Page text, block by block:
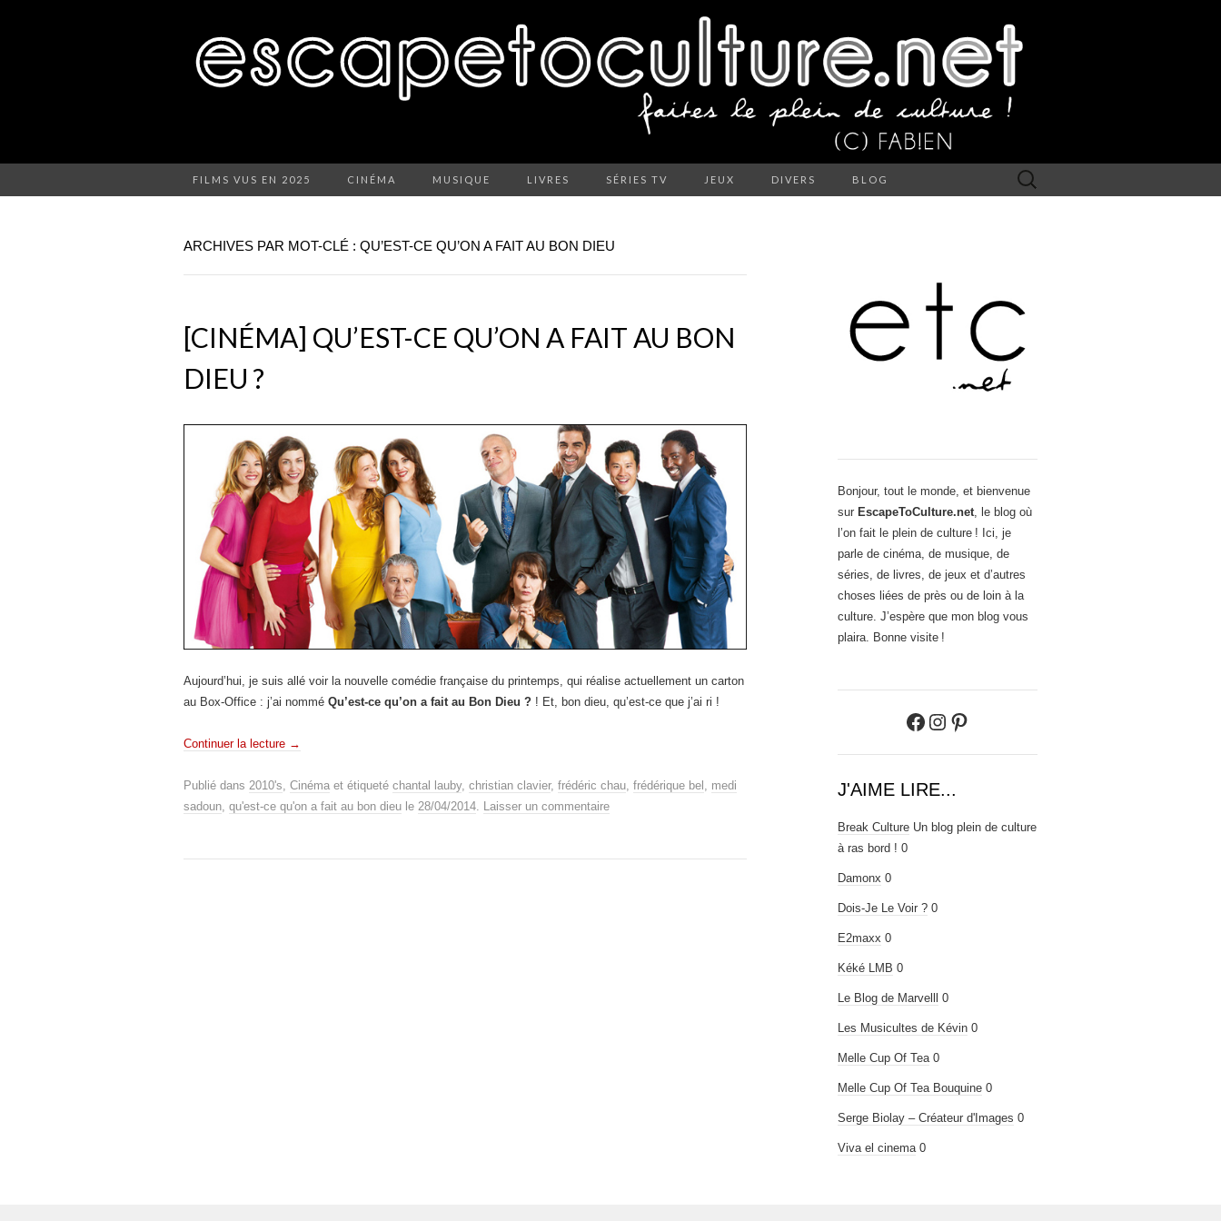
FILMS VUS EN 2025 CINÉMA MUSIQUE LIVRES SÉRIES TV JEUX DIVERS BLOG Rechercher :
ARCHIVES PAR MOT-CLÉ : QU’EST-CE QU’ON A FAIT AU BON DIEU
[CINÉMA] QU’EST-CE QU’ON A FAIT AU BON
DIEU ?
Aujourd’hui, je suis allé voir la nouvelle comédie française du printemps, qui réalise actuellement un carton
au Box-Office : j’ai nommé Qu’est-ce qu’on a fait au Bon Dieu ? ! Et, bon dieu, qu’est-ce que j’ai ri !
Continuer la lecture →
Publié dans 2010's Cinéma et étiqueté chantal lauby, christian clavier, frédéric chau frédérique bel
medi
sadoun qu'est-ce qu'on a fait au bon dieu le 28/04/2014 Laisser un commentaire
Bonjour, tout le monde, et bienvenue
sur EscapeToCulture.net , le blog où
l’on fait le plein de culture ! Ici, je
parle de cinéma, de musique, de
séries, de livres, de jeux et d’autres
choses liées de près ou de loin à la
culture. J’espère que mon blog vous
plaira. Bonne visite !
Facebook
Instagram
Pinterest
J'AIME LIRE...
Break Culture Un blog plein de culture
à ras bord ! 0
Damonx 0
Dois-Je Le Voir ? 0
E2maxx 0
Kéké LMB 0
Le Blog de Marvelll 0
Les Musicultes de Kévin 0
Melle Cup Of Tea 0
Melle Cup Of Tea Bouquine 0
Serge Biolay – Créateur d'Images 0
Viva el cinema 0